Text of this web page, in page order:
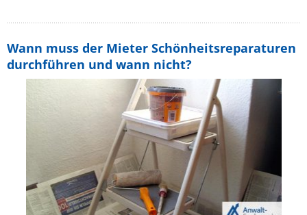
Wann muss der Mieter Schönheitsreparaturen
durchführen und wann nicht?